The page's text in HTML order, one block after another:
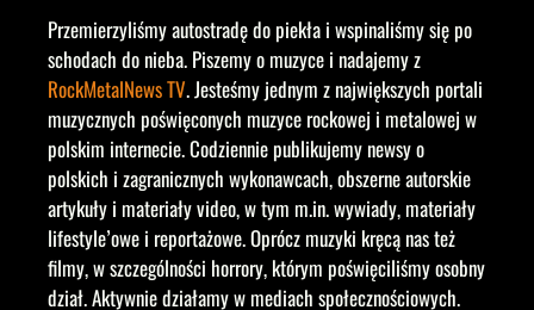
Przemierzyliśmy autostradę do piekła i wspinaliśmy się po
schodach do nieba. Piszemy o muzyce i nadajemy z
RockMetalNews TV. Jesteśmy jednym z największych portali
muzycznych poświęconych muzyce rockowej i metalowej w
polskim internecie. Codziennie publikujemy newsy o
polskich i zagranicznych wykonawcach, obszerne autorskie
artykuły i materiały video, w tym m.in. wywiady, materiały
lifestyle’owe i reportażowe. Oprócz muzyki kręcą nas też
filmy, w szczególności horrory, którym poświęciliśmy osobny
dział. Aktywnie działamy w mediach społecznościowych.